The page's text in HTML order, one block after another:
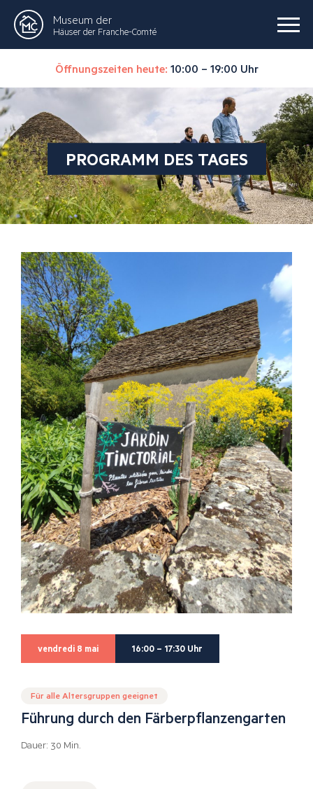
Museum der
Häuser der Franche-Comté
Öffnungszeiten heute: 10:00 – 19:00 Uhr
PROGRAMM DES TAGES
vendredi 8 mai 16:00 – 17:30 Uhr
Für alle Altersgruppen geeignet
Führung durch den Färberpflanzengarten
Dauer: 30 Min.